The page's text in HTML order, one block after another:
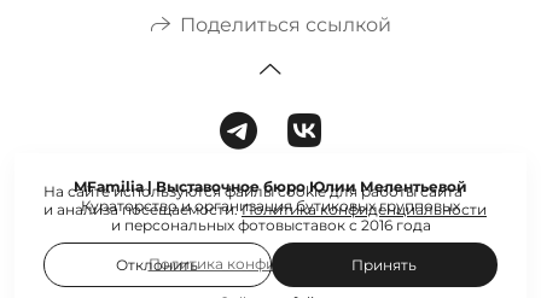
Поделиться ссылкой
MFamilia | Выставочное бюро Юлии Мелентьевой
Кураторство и организация бутиковых групповых
и персональных фотовыставок с 2016 года
Политика конфиденциальности
На сайте используются файлы cookie для работы сайта
и анализа посещаемости.Политика конфиденциальности
Отклонить Принять